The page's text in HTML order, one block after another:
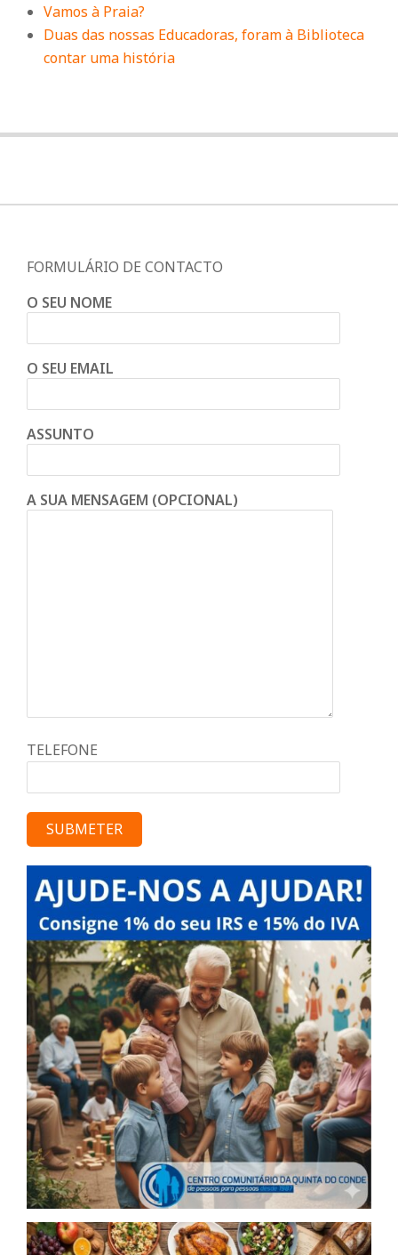
Vamos à Praia?
Duas das nossas Educadoras, foram à Biblioteca
contar uma história
FORMULÁRIO DE CONTACTO
O SEU NOME
O SEU EMAIL
ASSUNTO
A SUA MENSAGEM (OPCIONAL)
TELEFONE